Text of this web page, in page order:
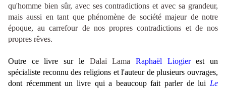
qu'homme bien sûr, avec ses contradictions et avec sa grandeur,
mais aussi en tant que phénomène de société majeur de notre
époque, au carrefour de nos propres contradictions et de nos
propres rêves.
Outre ce livre sur le Dalaï Lama Raphaël Liogierest un
spécialiste reconnu des religions et l'auteur de plusieurs ouvrages,
dont récemment un livre qui a beaucoup fait parler de lui Le